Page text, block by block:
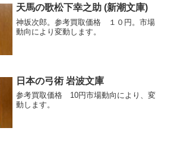
かし、遺されたものも、深く傷つくこと
はいうまでもありません。...
天馬の歌松下幸之助 (新潮文庫)
神坂次郎。参考買取価格 １０円。市場
動向により変動します。
日本の弓術 岩波文庫
参考買取価格 10円市場動向により、変
動します。